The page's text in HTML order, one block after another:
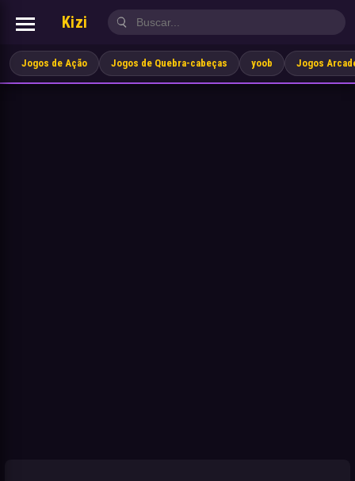
Kizi
Jogos de Ação Jogos de Quebra-cabeças yoob Jogos